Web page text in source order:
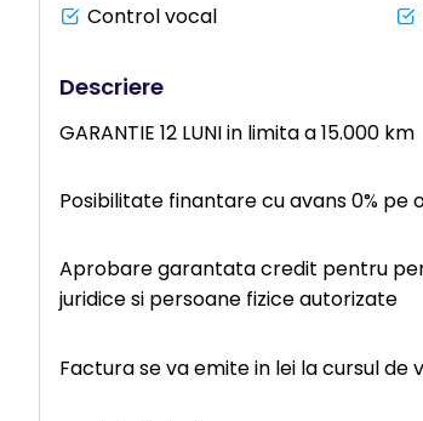
Control vocal
Descriere
GARANTIE 12 LUNI in limita a 15.000 km
Posibilitate finantare cu avans 0% pe
Aprobare garantata credit pentru
juridice si persoane fizice autorizate
Factura se va emite in lei la cursul